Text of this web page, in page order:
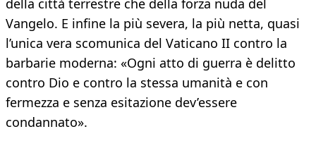
della città terrestre che della forza nuda del
Vangelo. E infine la più severa, la più netta, quasi
l’unica vera scomunica del Vaticano II contro la
barbarie moderna: «Ogni atto di guerra è delitto
contro Dio e contro la stessa umanità e con
fermezza e senza esitazione dev’essere
condannato».